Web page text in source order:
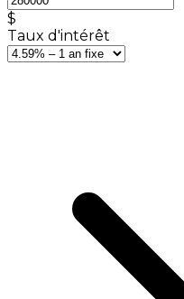
$
Taux d'intérêt